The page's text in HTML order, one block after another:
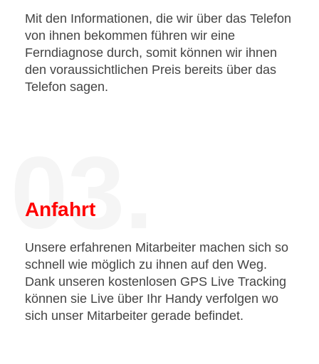
Mit den Informationen, die wir über das Telefon
von ihnen bekommen führen wir eine
Ferndiagnose durch, somit können wir ihnen
den voraussichtlichen Preis bereits über das
Telefon sagen.
03.
Anfahrt
Unsere erfahrenen Mitarbeiter machen sich so
schnell wie möglich zu ihnen auf den Weg.
Dank unseren kostenlosen GPS Live Tracking
können sie Live über Ihr Handy verfolgen wo
sich unser Mitarbeiter gerade befindet.